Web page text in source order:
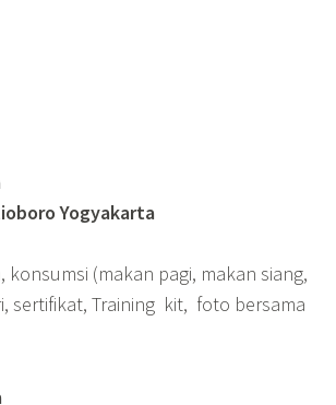
Yogyakarta
(makan pagi, makan siang,
sertifikat, Training kit, foto bersama